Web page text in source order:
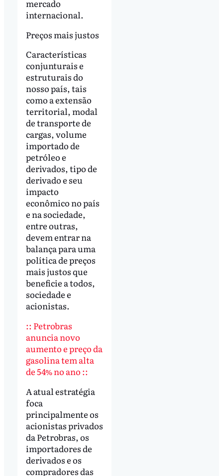
mercado
internacional.
Preços mais justos
Características
conjunturais e
estruturais do
nosso país, tais
como a extensão
territorial, modal
de transporte de
cargas, volume
importado de
petróleo e
derivados, tipo de
derivado e seu
impacto
econômico no país
e na sociedade,
entre outras,
devem entrar na
balança para uma
política de preços
mais justos que
beneficie a todos,
sociedade e
acionistas.
:: Petrobras
anuncia novo
aumento e preço da
gasolina tem alta
de 54% no ano ::
A atual estratégia
foca
principalmente os
acionistas privados
da Petrobras, os
importadores de
derivados e os
compradores das